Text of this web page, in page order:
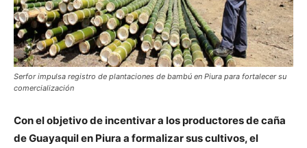
Serfor impulsa registro de plantaciones de bambú en Piura para fortalecer su
comercialización
Con el objetivo de incentivar a los productores de caña
de Guayaquil en Piura a formalizar sus cultivos, el